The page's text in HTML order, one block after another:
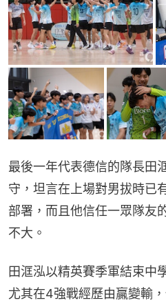
最後一年代表德信的隊長田
守，坦言在上場對男拔時已
部署，而且他信任一眾隊友
不大。
田洭泓以精英賽季軍結束中
尤其在4強戰經歷由贏變輸